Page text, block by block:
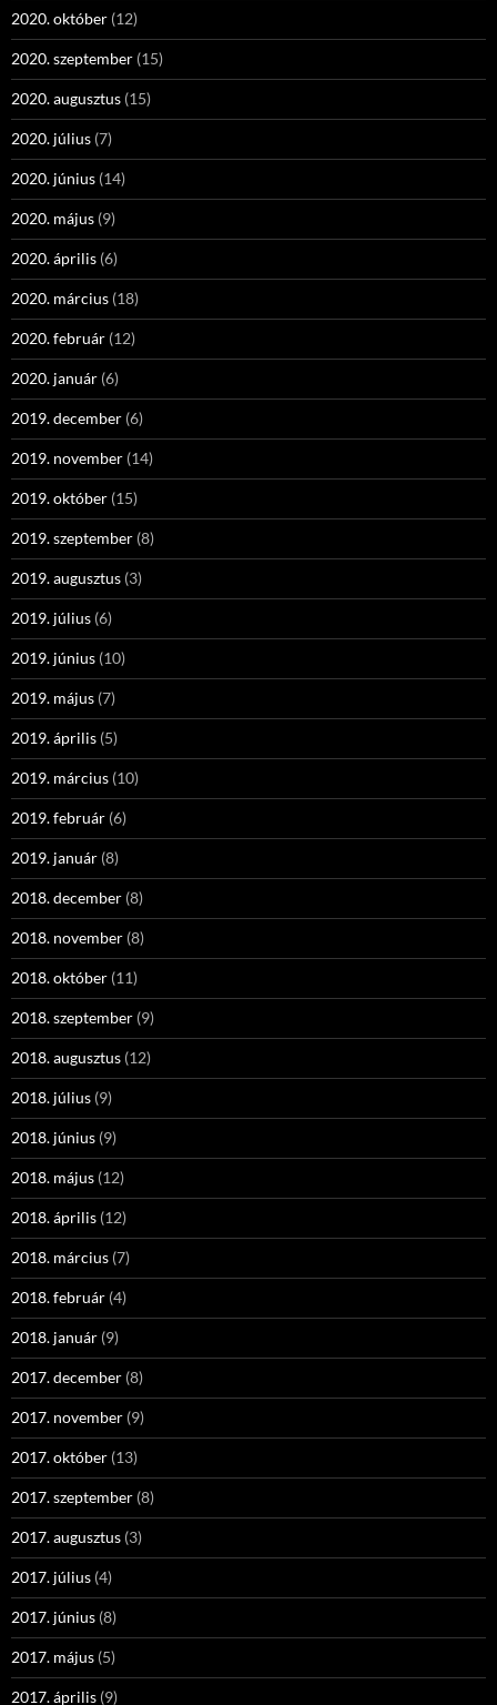
2020. október (12)
2020. szeptember (15)
2020. augusztus (15)
2020. július (7)
2020. június (14)
2020. május (9)
2020. április (6)
2020. március (18)
2020. február (12)
2020. január (6)
2019. december (6)
2019. november (14)
2019. október (15)
2019. szeptember (8)
2019. augusztus (3)
2019. július (6)
2019. június (10)
2019. május (7)
2019. április (5)
2019. március (10)
2019. február (6)
2019. január (8)
2018. december (8)
2018. november (8)
2018. október (11)
2018. szeptember (9)
2018. augusztus (12)
2018. július (9)
2018. június (9)
2018. május (12)
2018. április (12)
2018. március (7)
2018. február (4)
2018. január (9)
2017. december (8)
2017. november (9)
2017. október (13)
2017. szeptember (8)
2017. augusztus (3)
2017. július (4)
2017. június (8)
2017. május (5)
2017. április (9)